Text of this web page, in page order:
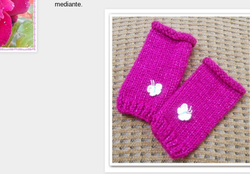
mediante.